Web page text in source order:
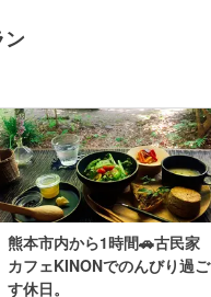
ン
熊本市内から1時間🚗古民家
カフェKINONでのんびり過ご
す休日。